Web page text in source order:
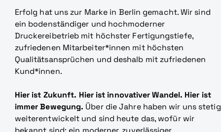
Erfolg hat uns zur Marke in Berlin gemacht. Wir sind
ein bodenständiger und hochmoderner
Druckereibetrieb mit höchster Fertigungstiefe,
zufriedenen Mitarbeiter*innen mit höchsten
Qualitätsansprüchen und deshalb mit zufriedenen
Kund*innen.
Hier ist Zukunft. Hier ist innovativer Wandel. Hier ist
immer Bewegung. Über die Jahre haben wir uns stetig
weiterentwickelt und sind heute das, wofür wir